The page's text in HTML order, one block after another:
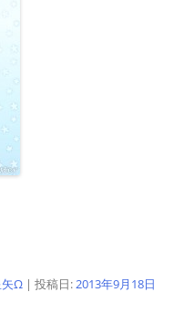
矢Ω | 投稿日:2013年9月18日